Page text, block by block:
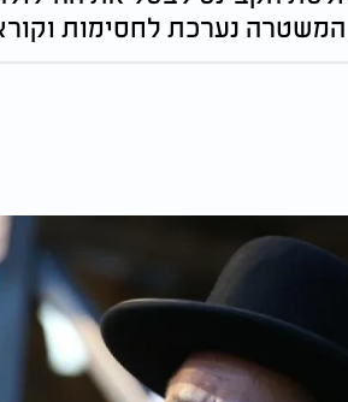
נערכת לחסימות